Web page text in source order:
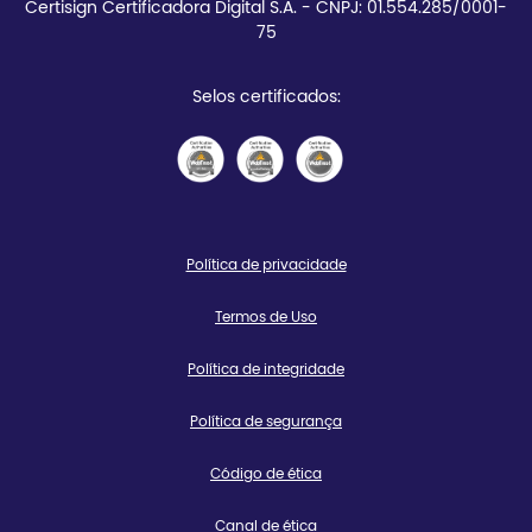
Certisign Certificadora Digital S.A. - CNPJ: 01.554.285/0001-
75
Selos certificados:
Política de privacidade
Termos de Uso
Política de integridade
Política de segurança
Código de ética
Canal de ética